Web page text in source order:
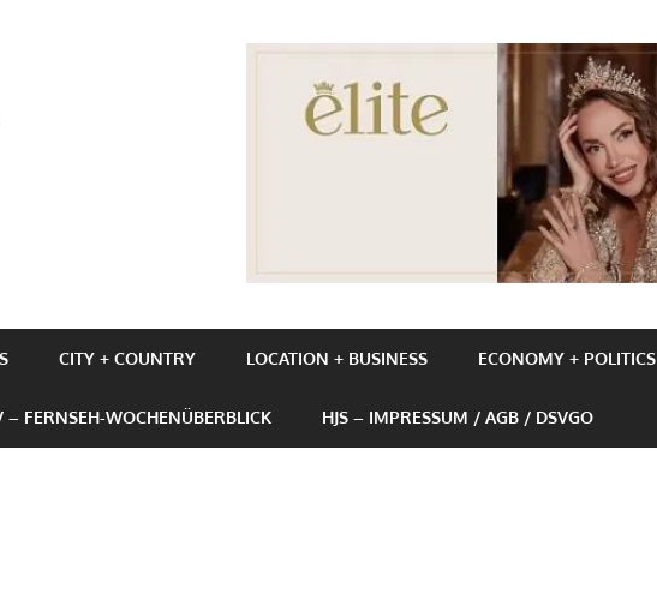
CITY + COUNTRY LOCATION + BUSINESS ECONOMY + POLITICS
– FERNSEH-WOCHENÜBERBLICK HJS – IMPRESSUM / AGB / DSVGO